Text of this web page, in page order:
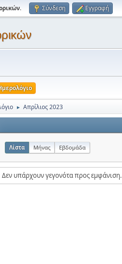
. Σύνδεση Εγγραφή
► Απρίλιος 2023
Λίστα Μήνας Εβδομάδα
Δεν υπάρχουν γεγονότα προς εμφάνιση.